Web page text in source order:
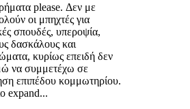
please. Δεν με
οι μπηχτές για
σπουδές, υπεροψία,
δασκάλους και
κυρίως επειδή δεν
να συμμετέχω σε
επιπέδου κομμωτηρίου.
expand...